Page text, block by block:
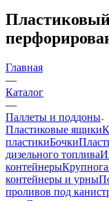
Главная
—
Каталог
—
Паллеты и поддоны
Пластиковые ящики
пластикиБочки
дизельного топлива
контейнеры
контейнеры и урны
проливов под